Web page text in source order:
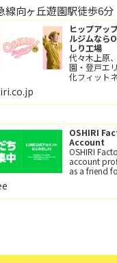
線向ヶ丘遊園駅徒歩6分
ヒップアッ
ルジムなら
しり工場
代々木上原
園・登戸エ
化フィット
プレッスン
歩6分、登
OSHIRI
Account
OSHIRI
account
as a friend